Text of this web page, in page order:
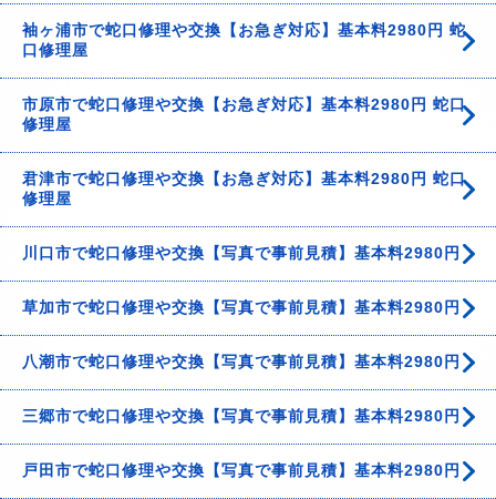
袖ヶ浦市で蛇口修理や交換【お急ぎ対応】基本料2980円 蛇
口修理屋
市原市で蛇口修理や交換【お急ぎ対応】基本料2980円 蛇口
修理屋
君津市で蛇口修理や交換【お急ぎ対応】基本料2980円 蛇口
修理屋
川口市で蛇口修理や交換【写真で事前見積】基本料2980円
草加市で蛇口修理や交換【写真で事前見積】基本料2980円
八潮市で蛇口修理や交換【写真で事前見積】基本料2980円
三郷市で蛇口修理や交換【写真で事前見積】基本料2980円
戸田市で蛇口修理や交換【写真で事前見積】基本料2980円